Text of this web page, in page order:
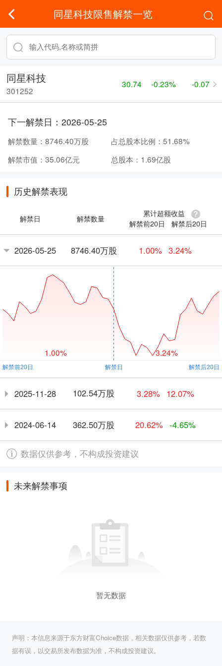
同星科技限售解禁一览
同星科技
301252
30.74 -0.23% -0.07
下一解禁日： 2026-05-25
解禁数量： 8746.40万股 占总股本比例： 51.68%
解禁市值： 35.06亿元 总股本： 1.69亿股
历史解禁表现
解禁日 解禁数量
累计超额收益
解禁前20日
解禁后20日
2026-05-25 8746.40万股 1.00% 3.24%
1.00% 3.24%
2025-11-28 102.54万股 3.28% 12.07%
2024-06-14 362.50万股 20.62% -4.65%
数据仅供参考，不构成投资建议
未来解禁事项
暂无数据
声明：本信息来源于东方财富Choice数据，相关数据仅供参考，若数
据有误，以交易所发布数据为准，不构成投资建议。